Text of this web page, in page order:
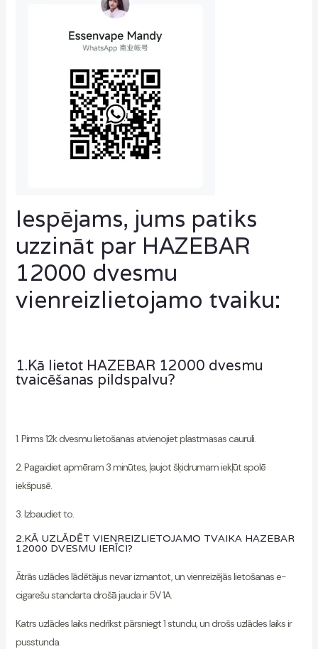
Iespējams, jums patiks
uzzināt par HAZEBAR
12000 dvesmu
vienreizlietojamo tvaiku:
1.Kā lietot HAZEBAR 12000 dvesmu
tvaicēšanas pildspalvu?
1. Pirms 12k dvesmu lietošanas atvienojiet plastmasas cauruli.
2. Pagaidiet apmēram 3 minūtes, ļaujot šķidrumam iekļūt spolē
iekšpusē.
3. Izbaudiet to.
2.KĀ UZLĀDĒT VIENREIZLIETOJAMO TVAIKA HAZEBAR
12000 DVESMU IERĪCI?
Ātrās uzlādes lādētājus nevar izmantot, un vienreizējās lietošanas e-
cigarešu standarta drošā jauda ir 5V 1A.
Katrs uzlādes laiks nedrīkst pārsniegt 1 stundu, un drošs uzlādes laiks ir
pusstunda.